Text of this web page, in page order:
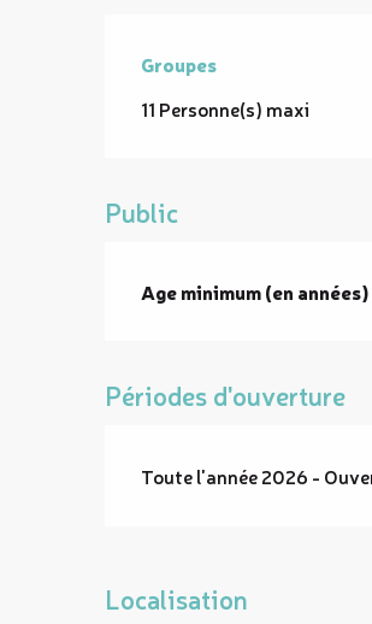
Groupes
Groupes
11 Personne(s) maxi
Public
Age minimum (en années)
Périodes d'ouverture
Toute l'année 2026 -
Localisation